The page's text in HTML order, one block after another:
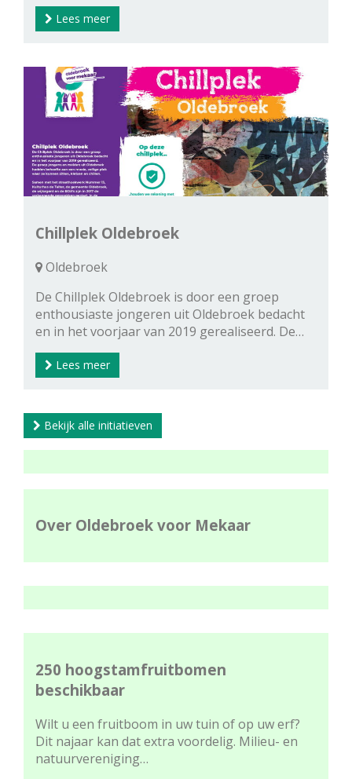
Lees meer
Chillplek Oldebroek
Oldebroek
De Chillplek Oldebroek is door een groep
enthousiaste jongeren uit Oldebroek bedacht
en in het voorjaar van 2019 gerealiseerd. De…
Lees meer
Bekijk alle initiatieven
Over Oldebroek voor Mekaar
250 hoogstamfruitbomen
beschikbaar
Wilt u een fruitboom in uw tuin of op uw erf?
Dit najaar kan dat extra voordelig. Milieu- en
natuurvereniging…